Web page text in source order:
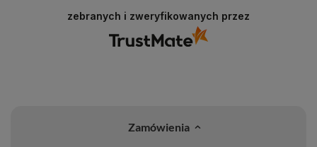
zebranych i zweryfikowanych przez
Zamówienia